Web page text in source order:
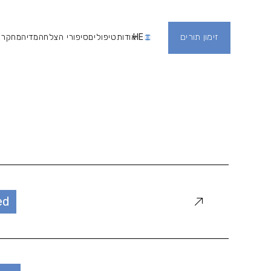
זימון תורים
HEאודותטיפוליםסיפורי הצלחהמדיהמחקר